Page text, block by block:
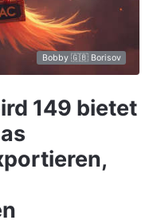
Bobby 🇬🇧 Borisov
149 bietet